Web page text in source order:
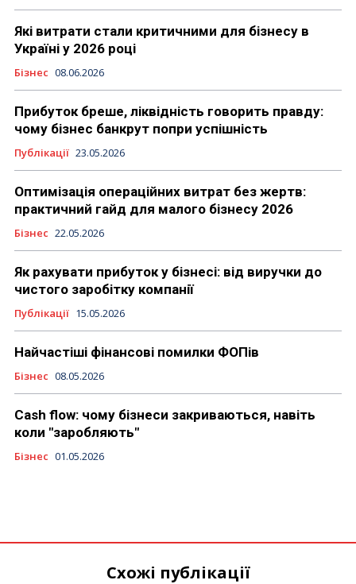
Які витрати стали критичними для бізнесу в
Україні у 2026 році
Бізнес 08.06.2026
Прибуток бреше, ліквідність говорить правду:
чому бізнес банкрут попри успішність
Публікації 23.05.2026
Оптимізація операційних витрат без жертв:
практичний гайд для малого бізнесу 2026
Бізнес 22.05.2026
Як рахувати прибуток у бізнесі: від виручки до
чистого заробітку компанії
Публікації 15.05.2026
Найчастіші фінансові помилки ФОПів
Бізнес 08.05.2026
Cash flow: чому бізнеси закриваються, навіть
коли "заробляють"
Бізнес 01.05.2026
Схожі публікації